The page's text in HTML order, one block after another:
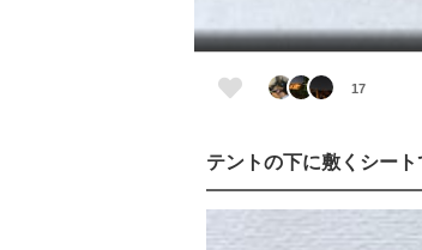
17
テントの下に敷くシート